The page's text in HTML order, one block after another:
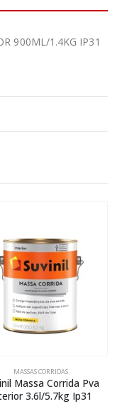
900ML/1.4KG IP31
MASSAS CORRIDAS
Massa Corrida Pva
3.6l/5.7kg Ip31